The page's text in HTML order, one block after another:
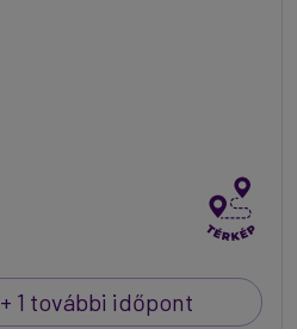
+ 1 további időpont